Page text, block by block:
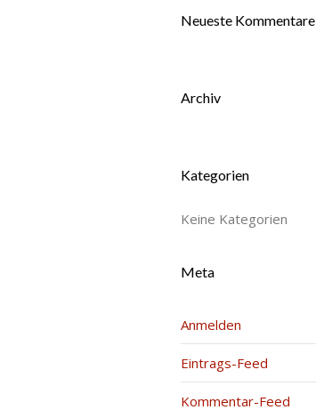
Neueste Kommentare
Archiv
Kategorien
Keine Kategorien
Meta
Anmelden
Eintrags-Feed
Kommentar-Feed